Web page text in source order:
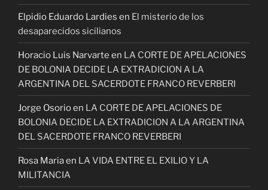
Elpidio Eduardo Lardies en El misterio de los
desaparecidos sicilianos
Horacio Luis Narvarte en LA CORTE DE APELACIONES
DE BOLONIA DECIDE LA EXTRADICION A LA
ARGENTINA DEL SACERDOTE FRANCO REVERBERI
Jorge Osorioen LA CORTE DE APELACIONES DE
BOLONIA DECIDE LA EXTRADICION A LA ARGENTINA
DEL SACERDOTE FRANCO REVERBERI
Rosa Mariaen LA VIDA ENTRE EL EXILIO Y LA
MILITANCIA